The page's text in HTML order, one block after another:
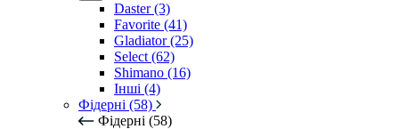
Daster (3)
Favorite (41)
Gladiator (25)
Select (62)
Shimano (16)
Інші (4)
Фідерні (58)
Фідерні (58)